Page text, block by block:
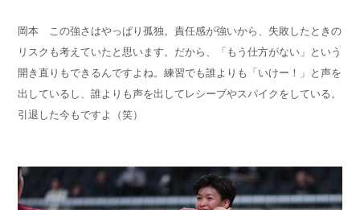
岡本 この強さはやっぱり孤独。責任感が強いから、失敗したときの
リスクも考えていたと思います。だから、「もう仕方がない」という
開き直りもできるんですよね。練習でも誰よりも「いけー！」と声を
出しているし、誰よりも声を出してレシーブやスパイクをしている。
引退した今もですよ（笑）